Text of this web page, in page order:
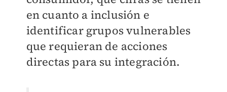
en cuanto a inclusión e
identificar grupos vulnerables
que requieran de acciones
directas para su integración.